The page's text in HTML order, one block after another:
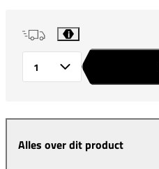
i
Alles over dit product